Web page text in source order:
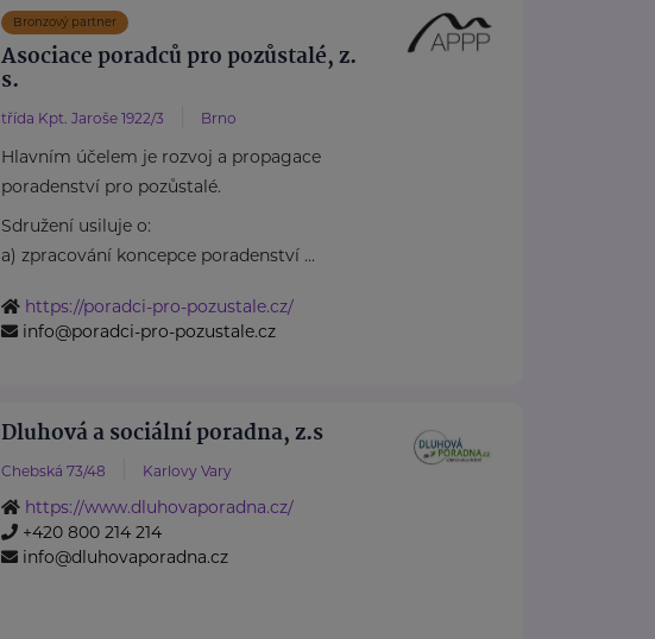
Bronzový partner
Asociace poradců pro pozůstalé, z.
s.
třída Kpt. Jaroše 1922/3 Brno
Hlavním účelem je rozvoj a propagace
poradenství pro pozůstalé.
Sdružení usiluje o:
a) zpracování koncepce poradenství ...
https://poradci-pro-pozustale.cz/
info@poradci-pro-pozustale.cz
Dluhová a sociální poradna, z.s
Chebská 73/48 Karlovy Vary
https://www.dluhovaporadna.cz/
+420 800 214 214
info@dluhovaporadna.cz